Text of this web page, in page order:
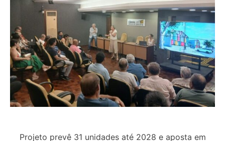
Projeto prevê 31 unidades até 2028 e aposta em